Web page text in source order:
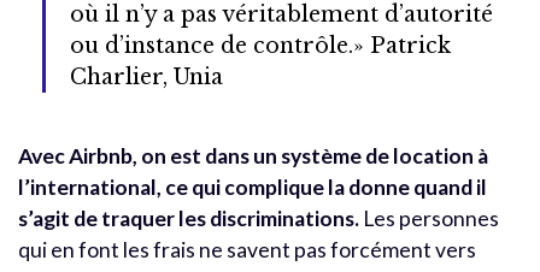
où il n’y a pas véritablement d’autorité
ou d’instance de contrôle.» Patrick
Charlier, Unia
Avec Airbnb, on est dans un système de location à
l’international, ce qui complique la donne quand il
s’agit de traquer les discriminations. Les personnes
qui en font les frais ne savent pas forcément vers